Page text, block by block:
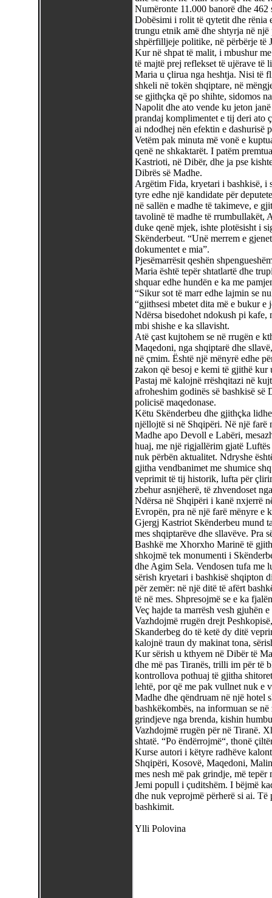
Numëronte 11.000 banorë dhe 462
Dobësimi i rolit të qytetit dhe rënia
trungu etnik amë dhe shtyrja në
shpërfilljeje politike, në përbërje të
Kur në shpat të malit, i mbushur
të majtë prej reflekset të ujërave
Maria u çlirua nga heshtja. Nisi të
shkeli në tokën shqiptare, në
se gjithçka që po shihte, sidomos
Napolit dhe ato vende ku jeton
prandaj komplimentet e tij deri ato
ai ndodhej nën efektin e dashurisë
Vetëm pak minuta më vonë e
qenë ne shkaktarët. I patëm
Kastrioti, në Dibër, dhe ja pse
Dibrës së Madhe.
Argëtim Fida, kryetari i bashkisë, i
tyre edhe një kandidate për
në sallën e madhe të takimeve, e
tavolinë të madhe të rrumbullakët,
duke qenë mjek, ishte plotësisht i
Skënderbeut. “Unë merrem e
dokumentet e mia”.
Pjesëmarrësit qeshën
Maria është tepër shtatlartë dhe
shquar edhe hundën e ka me
“Sikur sot të marr edhe lajmin se
“gjithsesi mbetet dita më e bukur e
Ndërsa bisedohet ndokush pi kafe,
mbi shishe e ka sllavisht.
Atë çast kujtohem se në rrugën e
Maqedoni, nga shqiptarë dhe
në çmim. Është një mënyrë edhe
zakon që besoj e kemi të gjithë kur
Pastaj më kalojnë rrëshqitazi në
afroheshim godinës së bashkisë së
policisë maqedonase.
Këtu Skënderbeu dhe gjithçka
njëllojtë si në Shqipëri. Në një farë
Madhe apo Devoll e Labëri,
huaj, me një rigjallërim gjatë
nuk përbën aktualitet. Ndryshe
gjitha vendbanimet me shumice
veprimit të tij historik, lufta për
zbehur asnjëherë, të zhvendoset
Ndërsa në Shqipëri i kanë nxjerrë
Evropën, pra në një farë mënyre e
Gjergj Kastriot Skënderbeu mund
mes shqiptarëve dhe sllavëve. Pra
Bashkë me Xhorxho Marinë të
shkojmë tek monumenti i
dhe Agim Sela. Vendosen tufa me
sërish kryetari i bashkisë shqipton
për zemër: në një ditë të afërt
të në mes. Shpresojmë se e ka
Veç hajde ta marrësh vesh gjuhën
Vazhdojmë rrugën drejt
Skanderbeg do të ketë dy ditë
kalojnë traun dy makinat tona,
Kur sërish u kthyem në Dibër të
dhe më pas Tiranës, trilli im për të
kontrollova pothuaj të gjitha
lehtë, por që me pak vullnet nuk e
Madhe dhe qëndruam në një hotel
bashkëkombës, na informuan se
grindjeve nga brenda, kishin
Vazhdojmë rrugën për në Tiranë.
shtatë. “Po ëndërrojmë“, thonë
Kurse autori i këtyre radhëve
Shqipëri, Kosovë, Maqedoni,
mes nesh më pak grindje, më
Jemi popull i çuditshëm. I bëjmë
dhe nuk veprojmë përherë si ai. Të
bashkimit.
Ylli Polovina